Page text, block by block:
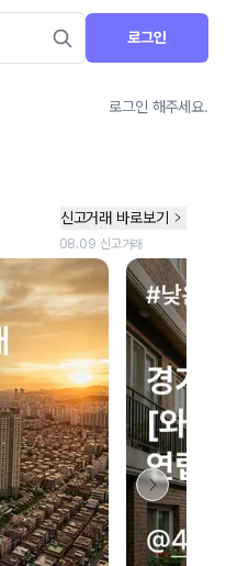
로그인
로그인 해주세요.
결 안내
지도를 불러올 수 없습니다.
죄송합니다.